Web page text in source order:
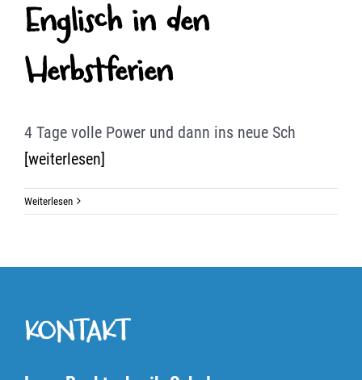
Englisch in den
Herbstferien
4 Tage volle Power und dann ins neue Sch
[weiterlesen]
Weiterlesen
KONTAKT